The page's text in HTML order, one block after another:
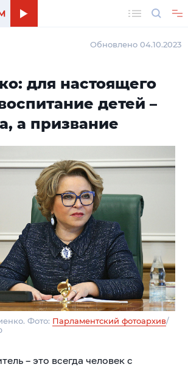
Обновлено 04.10.2023
для настоящего
детей –
а призвание
Фото: Парламентский фотоархив/
– это всегда человек с